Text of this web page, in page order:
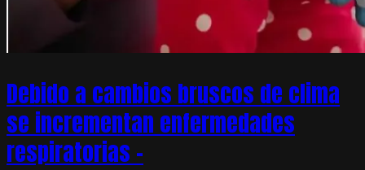
Debido a cambios bruscos de clima
se incrementan enfermedades
respiratorias –